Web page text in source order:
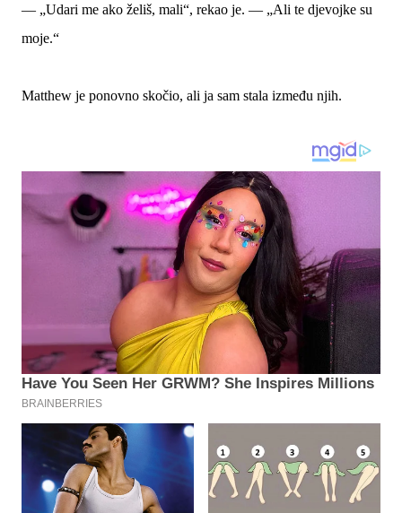
— „Udari me ako želiš, mali“, rekao je. — „Ali te djevojke su
moje.“
Matthew je ponovno skočio, ali ja sam stala između njih.